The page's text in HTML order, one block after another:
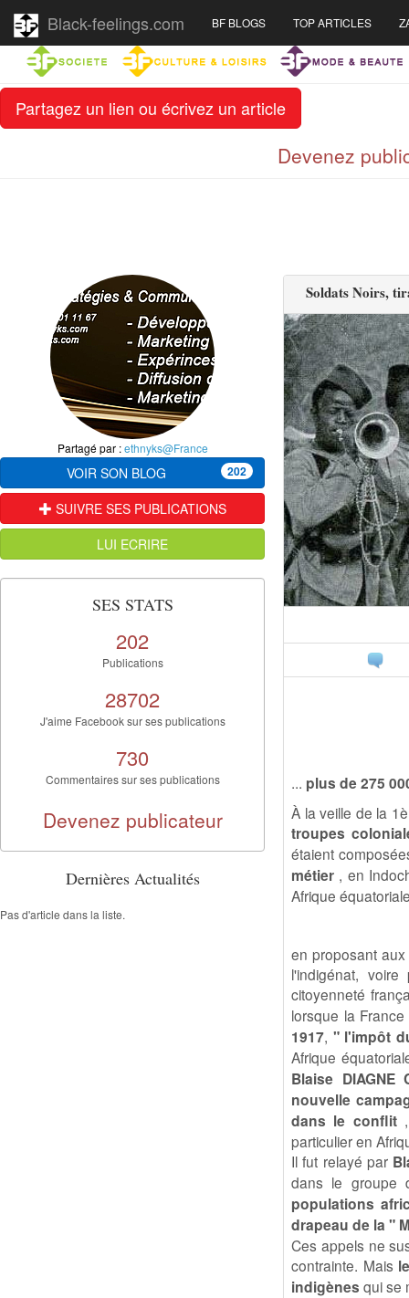
Partagez un lien ou écrivez un article
Black-feelings.com BF BLOGS TOP ARTICLES
Devenez
Soldats Noirs,
... plus de 275
À la veille de la
troupes
étaient
métier , en
Afrique
en proposant
l'indigénat,
citoyenneté
lorsque la
1917, " l'impôt
Afrique
Blaise
nouvelle
dans le conflit
particulier en
Il fut relayé par
dans le groupe
populations
drapeau de la "
Ces appels ne
contrainte. Mais
indigènes qui se
Partagé par :ethnyks@France
VOIR SON BLOG 202
SUIVRE SES PUBLICATIONS
LUI ECRIRE
SES STATS
202
Publications
28702
J'aime Facebook sur ses publications
730
Commentaires sur ses publications
Devenez publicateur
Dernières Actualités
Pas d'article dans la liste.